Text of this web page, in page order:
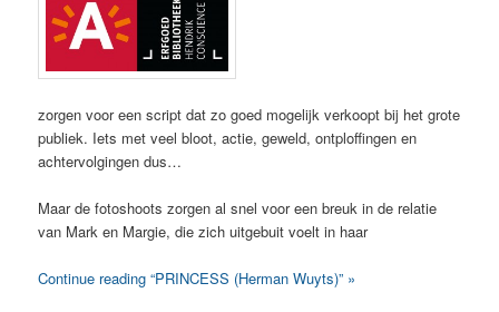
zorgen voor een script dat zo goed mogelijk verkoopt bij het grote
publiek. Iets met veel bloot, actie, geweld, ontploffingen en
achtervolgingen dus…
Maar de fotoshoots zorgen al snel voor een breuk in de relatie
van Mark en Margie, die zich uitgebuit voelt in haar
Continue reading “PRINCESS (Herman Wuyts)” »